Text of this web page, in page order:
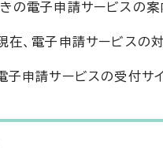
の電子申請サービスの案
、電子申請サービスの対
申請サービスの受付サイ